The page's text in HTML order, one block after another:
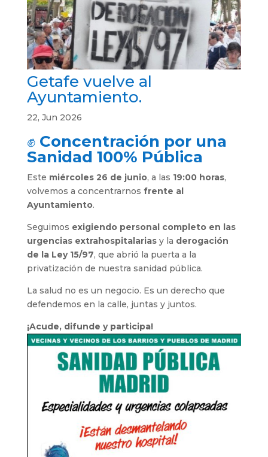
Getafe vuelve al
Ayuntamiento.
22, Jun 2026
✊ Concentración por una
Sanidad 100% Pública
Este miércoles 26 de junio, a las 19:00 horas,
volvemos a concentrarnos frente al
Ayuntamiento.
Seguimos exigiendo personal completo en las
urgencias extrahospitalariasy la derogación
de la Ley 15/97, que abrió la puerta a la
privatización de nuestra sanidad pública.
La salud no es un negocio. Es un derecho que
defendemos en la calle, juntas y juntos.
¡Acude, difunde y participa!